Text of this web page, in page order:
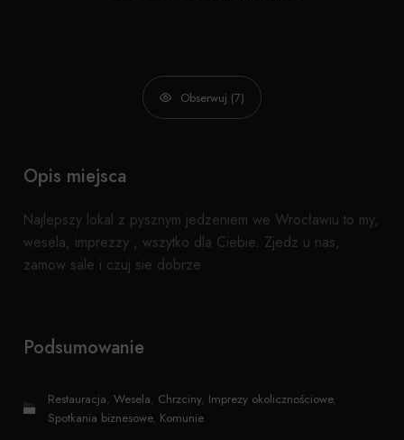
Obserwuj (7)
Opis miejsca
Najlepszy lokal z pysznym jedzeniem we Wrocławiu to my,
wesela, imprezzy , wszytko dla Ciebie. Zjedz u nas,
zamow sale i czuj sie dobrze
Podsumowanie
Restauracja, Wesela, Chrzciny, Imprezy okolicznościowe,
Spotkania biznesowe, Komunie